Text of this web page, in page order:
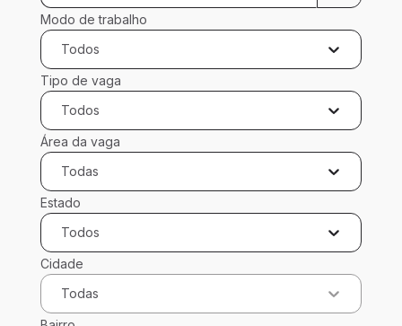
Modo de trabalho
Todos
Tipo de vaga
Todos
Área da vaga
Todas
Estado
Todos
Cidade
Todas